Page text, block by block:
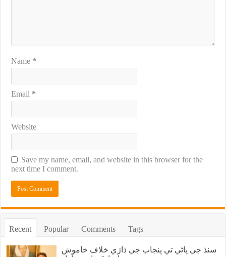
Name *
Email *
Website
Save my name, email, and website in this browser for the
next time I comment.
Recent Popular Comments Tags
سنڌ جي پاڻي تي پنجاب جي ڌاڙي خلاف خاموش